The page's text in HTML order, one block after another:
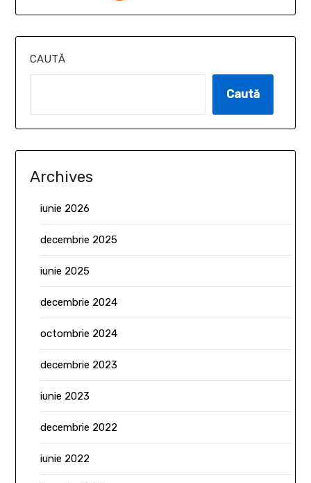
CAUTĂ
Caută
Archives
iunie 2026
decembrie 2025
iunie 2025
decembrie 2024
octombrie 2024
decembrie 2023
iunie 2023
decembrie 2022
iunie 2022